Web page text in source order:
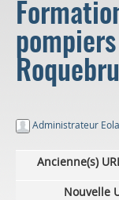
Administrateur
Ancienne(s)
Nouvelle